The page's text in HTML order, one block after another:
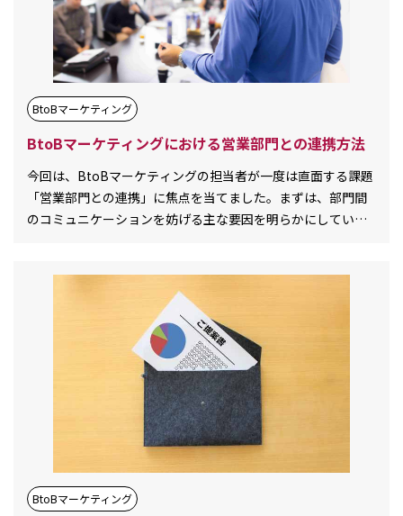
BtoBマーケティング
BtoBマーケティングにおける営業部門との連携方法
今回は、BtoBマーケティングの担当者が一度は直面する課題
「営業部門との連携」に焦点を当てました。まずは、部門間
のコミュニケーションを妨げる主な要因を明らかにしていき
BtoBマーケティング